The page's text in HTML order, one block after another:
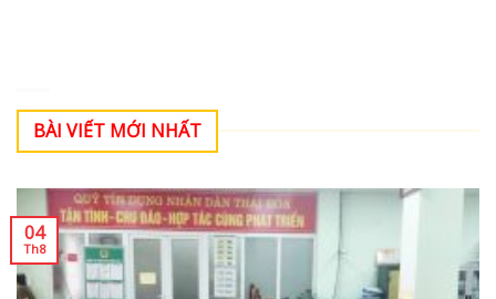
BÀI VIẾT MỚI NHẤT
04
Th8